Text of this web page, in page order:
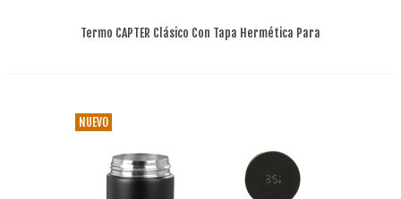
Termo CAPTER Clásico Con Tapa Hermética Para
NUEVO